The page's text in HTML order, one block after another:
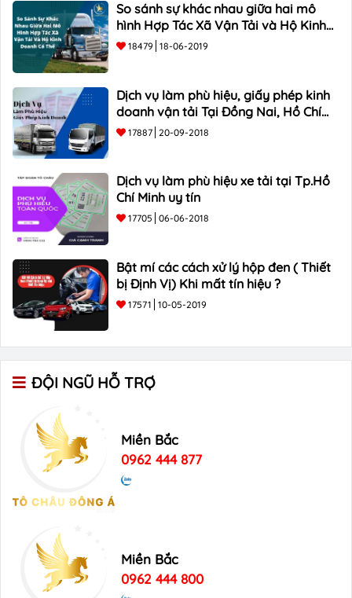
So sánh sự khác nhau giữa hai mô
hình Hợp Tác Xã Vận Tải và Hộ Kinh
Doanh Cá Thể
18479 18-06-2019
Dịch vụ làm phù hiệu, giấy phép kinh
doanh vận tải Tại Đồng Nai, Hồ Chí
Minh
17887 20-09-2018
Dịch vụ làm phù hiệu xe tải tại Tp.Hồ
Chí Minh uy tín
17705 06-06-2018
Bật mí các cách xử lý hộp đen ( Thiết
bị Định Vị) Khi mất tín hiệu ?
17571 10-05-2019
ĐỘI NGŨ HỖ TRỢ
Miền Bắc
0962 444 877
Miền Bắc
0962 444 800